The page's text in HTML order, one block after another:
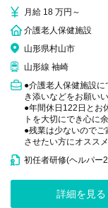
月給 18 万円～
介護老人保健施設
山形県村山市
山形線 袖崎
●介護老人保健施設
き添いなどをお願いい
●年間休日122日とお
トを大切にでき心に
●残業は少ないので
させたい方にオスス
初任者研修(ヘルパー
詳細を見る